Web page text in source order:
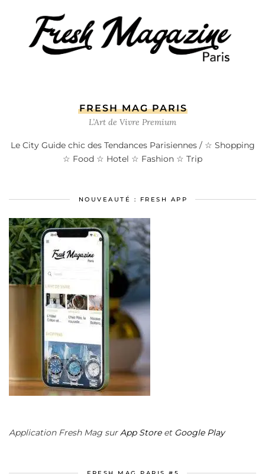
FRESH MAG PARIS
L’Art de Vivre Premium
Le City Guide chic des Tendances Parisiennes / ☆ Shopping
☆ Food ☆ Hotel ☆ Fashion ☆ Trip
NOUVEAUTÉ : FRESH APP
Application Fresh Mag surApp Storeet Google Play